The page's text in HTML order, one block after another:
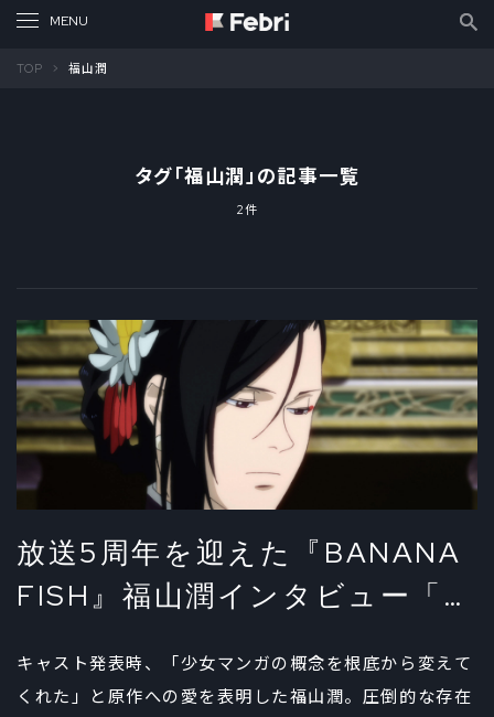
TOP 福山潤
タグ「福山潤」の記事一覧
2件
放送5周年を迎えた『BANANA
FISH』福山潤インタビュー「李
光」②
キャスト発表時、「少女マンガの概念を根底から変えて
くれた」と原作への愛を表明した福山潤。圧倒的な存在